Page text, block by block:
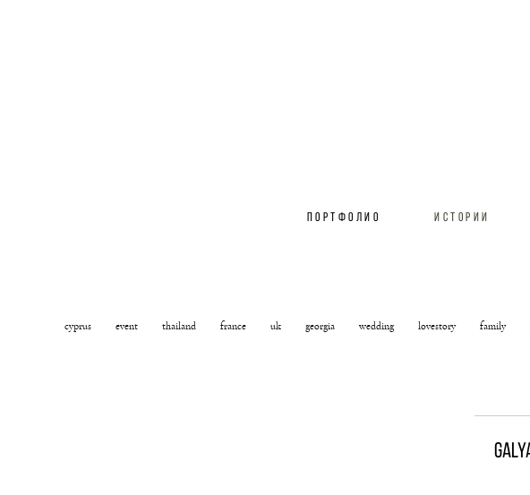
ПОРТФОЛИО ИСТОРИИ
cyprus event thailand france uk georgia wedding lovestory family